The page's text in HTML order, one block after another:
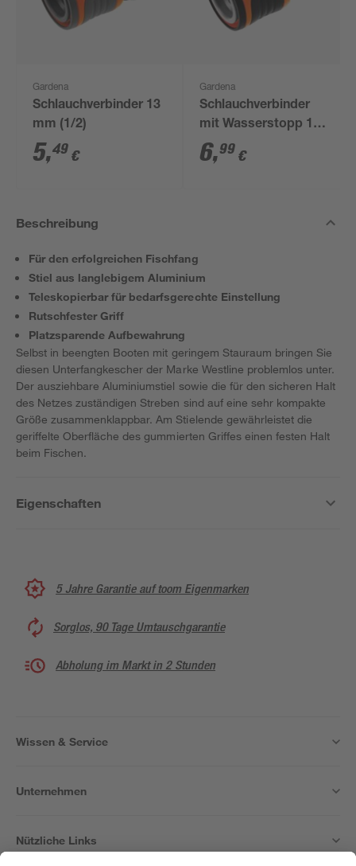
Gardena
Schlauchverbinder 13
mm (1/2)
5,49 €
Gardena
Schlauchverbinder
mit Wasserstopp 13
mm (1/2")
6,99 €
Beschreibung
Für den erfolgreichen Fischfang
Stiel aus langlebigem Aluminium
Teleskopierbar für bedarfsgerechte Einstellung
Rutschfester Griff
Platzsparende Aufbewahrung
Selbst in beengten Booten mit geringem Stauraum bringen Sie
diesen Unterfangkescher der Marke Westline problemlos unter.
Der ausziehbare Aluminiumstiel sowie die für den sicheren Halt
des Netzes zuständigen Streben sind auf eine sehr kompakte
Größe zusammenklappbar. Am Stielende gewährleistet die
geriffelte Oberfläche des gummierten Griffes einen festen Halt
beim Fischen.
Eigenschaften
5 Jahre Garantie auf toom Eigenmarken
Sorglos, 90 Tage Umtauschgarantie
Abholung im Markt in 2 Stunden
Wissen & Service
Unternehmen
Nützliche Links